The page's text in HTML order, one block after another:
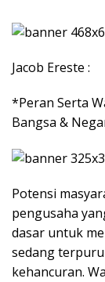
Jacob Ereste :
*Peran Serta
Bangsa &
Potensi
pengusaha
dasar untuk
sedang
kehancuran.